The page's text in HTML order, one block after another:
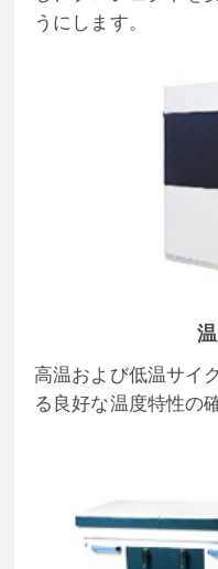
うにします。
高温および低温サイ
る良好な温度特性の